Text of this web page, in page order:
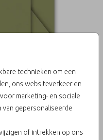
technieken om een
ons websiteverkeer en
marketing- en sociale
van gepersonaliseerde
of intrekken op ons
16
€ 0,45